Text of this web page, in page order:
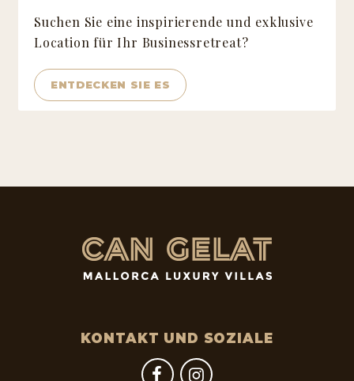
Suchen Sie eine inspirierende und exklusive
Location für Ihr Businessretreat?
ENTDECKEN SIE ES
KONTAKT UND SOZIALE